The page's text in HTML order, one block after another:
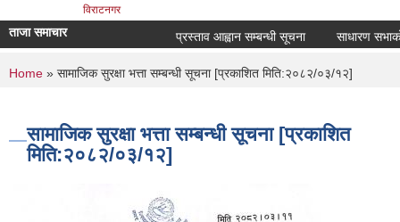
विराटनगर
ताजा समाचार प्रस्ताव आह्वान सम्बन्धी सूचना साधारण
You are here
Home » सामाजिक सुरक्षा भत्ता सम्बन्धी सूचना [प्रकाशित मिति:२०८२/०३/१२]
सामाजिक सुरक्षा भत्ता सम्बन्धी सूचना [प्रकाशित
मिति:२०८२/०३/१२]